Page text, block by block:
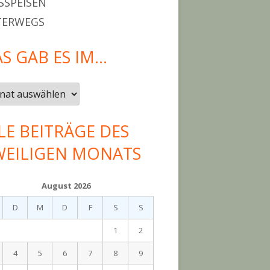
GAB ES IM…
BEITRÄGE DES
MONATS
August 2026
D M D F S S
1 2
4 5 6 7 8 9